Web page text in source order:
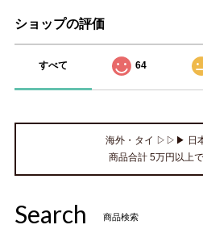
ショップの評価
すべて 64
海外・タイ ▷▷▶ 日
商品合計 5万円以上
Search 商品検索